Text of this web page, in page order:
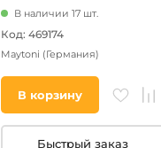
В наличии 17 шт.
Код: 469174
Maytoni (Германия)
В корзину
Быстрый заказ